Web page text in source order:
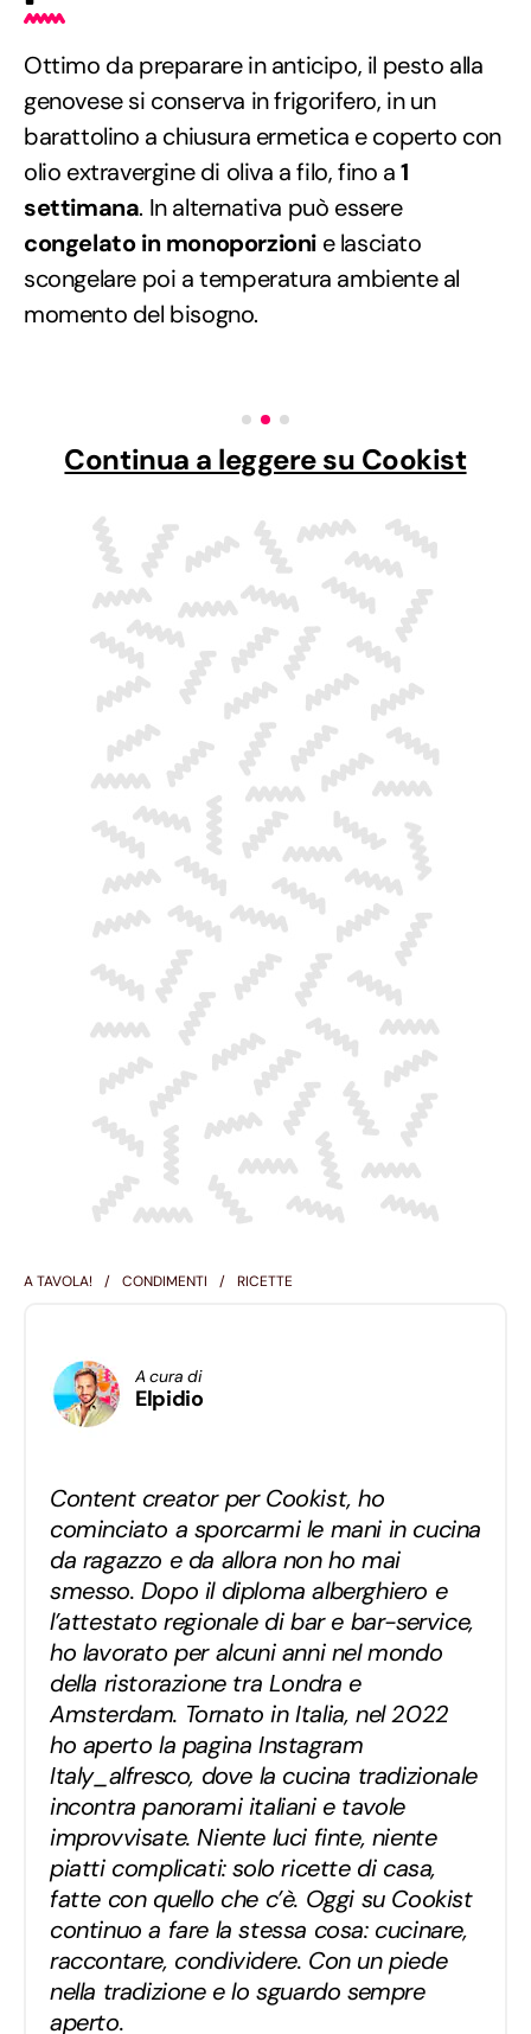
Ottimo da preparare in anticipo, il pesto alla
genovese si conserva in frigorifero, in un
barattolino a chiusura ermetica e coperto con
olio extravergine di oliva a filo, fino a1
settimana. In alternativa può essere
congelato in monoporzioni e lasciato
scongelare poi a temperatura ambiente al
momento del bisogno.
Continua a leggere su Cookist
A TAVOLA! CONDIMENTI RICETTE
A cura di
Elpidio
Content creator per Cookist, ho
cominciato a sporcarmi le mani in cucina
da ragazzo e da allora non ho mai
smesso. Dopo il diploma alberghiero e
l’attestato regionale di bar e bar-service,
ho lavorato per alcuni anni nel mondo
della ristorazione tra Londra e
Amsterdam. Tornato in Italia, nel 2022
ho aperto la pagina Instagram
Italy_alfresco, dove la cucina tradizionale
incontra panorami italiani e tavole
improvvisate. Niente luci finte, niente
piatti complicati: solo ricette di casa,
fatte con quello che c’è. Oggi su Cookist
continuo a fare la stessa cosa: cucinare,
raccontare, condividere. Con un piede
nella tradizione e lo sguardo sempre
aperto.